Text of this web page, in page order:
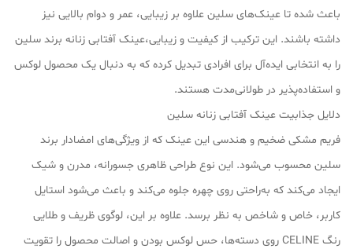
باعث شده تا عینک‌های سلین علاوه بر زیبایی، عمر و دوام بالایی نیز
داشته باشند. این ترکیب از کیفیت و زیبایی،عینک آفتابی زنانه برند سلین
را به انتخابی ایده‌آل برای افرادی تبدیل کرده که به دنبال یک محصول لوکس
و استفاده‌پذیر در طولانی‌مدت هستند.
دلایل جذابیت عینک آفتابی زنانه سلین
فریم مشکی ضخیم و هندسی این عینک که از ویژگی‌های امضادار برند
سلین محسوب می‌شود. این نوع طراحی ظاهری جسورانه، مدرن و شیک
ایجاد می‌کند که به‌راحتی روی چهره جلوه می‌کند و باعث می‌شود استایل
کاربر، خاص و شاخص به نظر برسد. علاوه بر این، لوگوی ظریف و طلایی
رنگ CELINE روی دسته‌ها، حس لوکس بودن و اصالت محصول را تقویت